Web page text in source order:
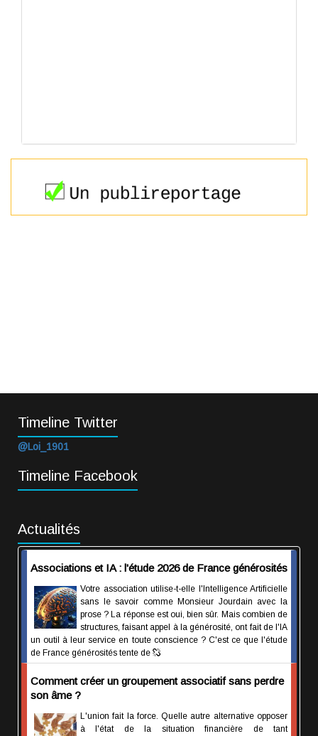
Timeline Twitter
@Loi_1901
Timeline Facebook
Actualités
Associations et IA : l'étude 2026 de France générosités
Votre association utilise-t-elle l'Intelligence Artificielle
sans le savoir comme Monsieur Jourdain avec la
prose ? La réponse est oui, bien sûr. Mais combien de
structures, faisant appel à la générosité, ont fait de l'IA
un outil à leur service en toute conscience ? C'est ce que l'étude
de France générosités tente de
Comment créer un groupement associatif sans perdre
son âme ?
L'union fait la force. Quelle autre alternative opposer
à l'état de la situation financière de tant